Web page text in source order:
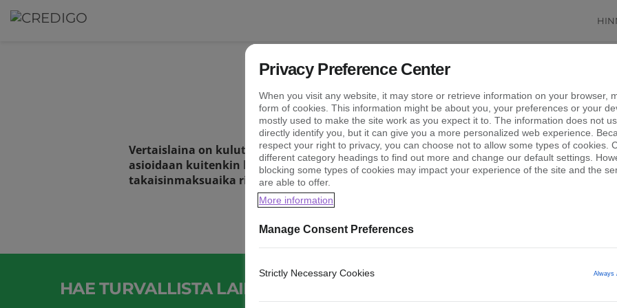
Mikä on
Vertaislaina on kulutusluoton muoto, jossa lainatut rahat tulevat toiselta
asioidaan kuitenkin lainayhtiön kanssa, sillä yhtiöt välittävät lainoja
takaisinmaksuaika riippuvat lainaa tarjoavista yhtiöistä sekä sijoittajista.
HAE TURVALLISTA LAINAA CREDIGOLTA
Privacy Preference Center
When you visit any website, it may store or retrieve information on your browser,
form of cookies. This information might be about you, your preferences or your
mostly used to make the site work as you expect it to. The information does not
directly identify you, but it can give you a more personalized web experience.
respect your right to privacy, you can choose not to allow some types of cookies.
different category headings to find out more and change our default settings.
blocking some types of cookies may impact your experience of the site and the
are able to offer.
More information
Manage Consent Preferences
Strictly Necessary Cookies Always